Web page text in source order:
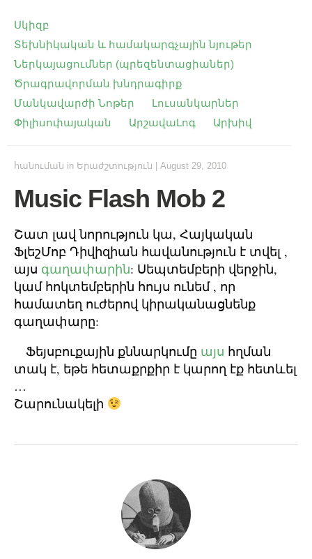
Սկիզբ
Տեխնիկական և համակարգչային նյութեր
Ներկայացումներ (պրեզենտացիաներ)
Ծրագրավորման խնդրագիրք
Մանկավարժի Նոթեր
Լուսանկարներ
Փիլիսոփայական
ԱրշավաԼոգ Արխիվ
հանուման in Երաժշտություն August 29, 2010
Music Flash Mob 2
Շատ լավ նորություն կա, Հայկական
ՖլեշՄոբ Դիվիզիան հավանություն է տվել ,
այս գաղափարին: Սեպտեմբերի վերջին,
կամ հոկտեմբերին հույս ունեմ , որ
համատեղ ուժերով կիրականացնենք
գաղափարը:
Ֆեյսբուքային քննարկումը այս հղման
տակ է, եթե հետաքրքիր է կարող էք հետևել
…
Շարունակելի